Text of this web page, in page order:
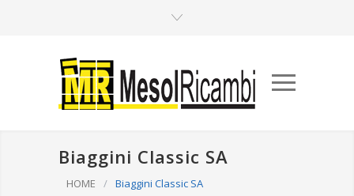
Biaggini Classic SA
HOME / Biaggini Classic SA